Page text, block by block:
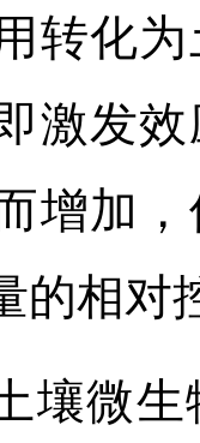
转化
激发
增加
的相对
壤微